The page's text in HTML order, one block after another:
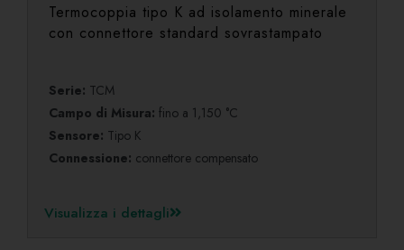
Termocoppia tipo K ad isolamento minerale
con connettore standard sovrastampato
Serie: TCM
Campo di Misura:fino a 1,150 °C
Sensore: Tipo K
Connessione: connettore compensato
Visualizza i dettagli